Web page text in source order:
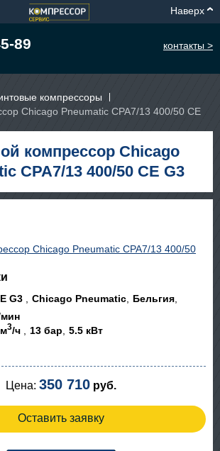
Наверх
89 контакты >
компрессоры
Chicago Pneumatic CPA7/13 400/50 CE
компрессор Chicago
CPA7/13 400/50 CE G3
G3 Chicago Pneumatic Бельгия
3/ч 13 бар 5.5 кВт
Цена: 350 710 руб.
Оставить заявку